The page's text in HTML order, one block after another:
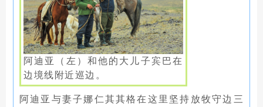
阿迪亚（左）和他的大儿子宾巴在
边境线附近巡边。
阿迪亚与妻子娜仁其其格在这里坚持放牧守边三